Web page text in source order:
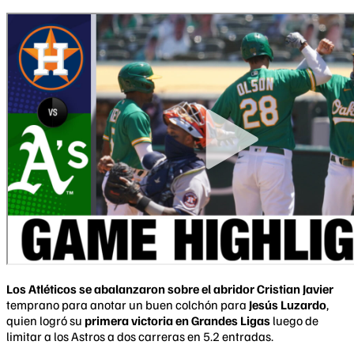
Los Atléticos se abalanzaron sobre el abridor Cristian Javier
temprano para anotar un buen colchón para Jesús Luzardo,
quien logró su primera victoria en Grandes Ligas luego de
limitar a los Astros a dos carreras en 5.2 entradas.